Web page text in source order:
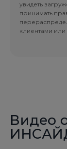
увидеть
принимать
клиентами
Видео